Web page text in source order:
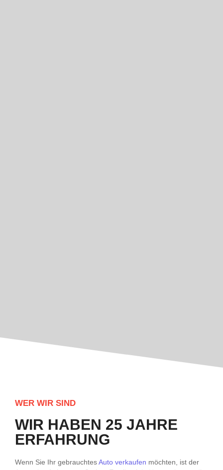
WER WIR SIND
WIR HABEN 25 JAHRE
ERFAHRUNG
Wenn Sie Ihr gebrauchtesAuto verkaufen möchten, ist der